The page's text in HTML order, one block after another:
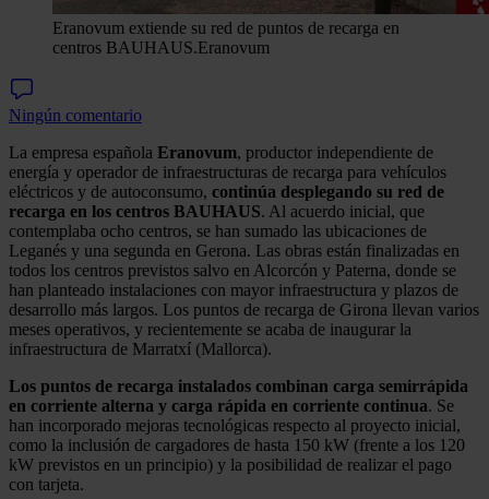
Eranovum extiende su red de puntos de recarga en
centros BAUHAUS.Eranovum
Ningún comentario
La empresa española Eranovum, productor independiente de
energía y operador de infraestructuras de recarga para vehículos
eléctricos y de autoconsumo, continúa desplegando su red de
recarga en los centros BAUHAUS. Al acuerdo inicial, que
contemplaba ocho centros, se han sumado las ubicaciones de
Leganés y una segunda en Gerona. Las obras están finalizadas en
todos los centros previstos salvo en Alcorcón y Paterna, donde se
han planteado instalaciones con mayor infraestructura y plazos de
desarrollo más largos. Los puntos de recarga de Girona llevan varios
meses operativos, y recientemente se acaba de inaugurar la
infraestructura de Marratxí (Mallorca).
Los puntos de recarga instalados combinan carga semirrápida
en corriente alterna y carga rápida en corriente continua. Se
han incorporado mejoras tecnológicas respecto al proyecto inicial,
como la inclusión de cargadores de hasta 150 kW (frente a los 120
kW previstos en un principio) y la posibilidad de realizar el pago
con tarjeta.